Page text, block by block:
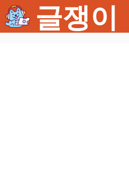
텐
츠
글쟁이